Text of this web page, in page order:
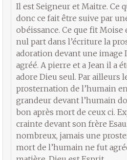
Il est Seigneur et Maitre. Ce
donc ce fait être suive par
obéissance. Ce que fit Moise
nul part dans l’écriture la
adoration devant une image
agréé. A pierre et a Jean il a
adore Dieu seul. Par ailleurs
prosternation de l’humain
grandeur devant l’humain
bon après mort de ceux ci.
crainte devant son frère
nombreux, jamais une
mort de l’humain ne fut